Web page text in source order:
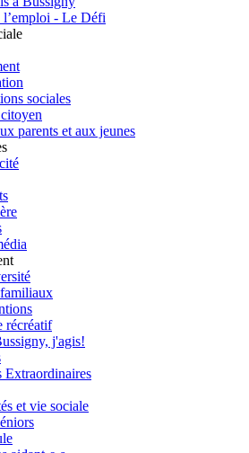
l’emploi - Le Défi
sociales
parents et aux jeunes
récréatif
j'agis!
Extraordinaires
et vie sociale